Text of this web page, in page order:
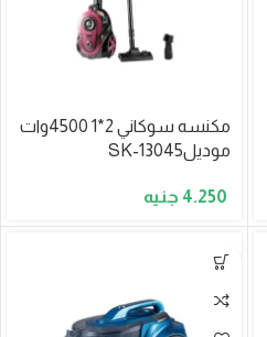
مكنسه سوكاني 2*1 4500وات
موديلSK-13045
4.250